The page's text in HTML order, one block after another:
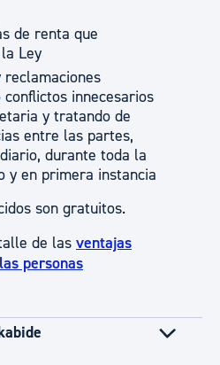
de renta que
Ley
innecesarios
y tratando de
entre las partes,
durante toda la
y en primera instancia
son gratuitos.
de las ventajas
personas